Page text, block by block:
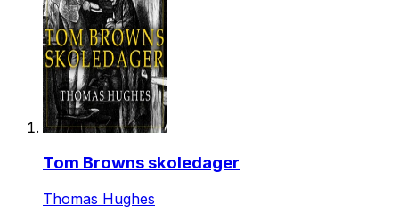
Tom Browns skoledager
Thomas Hughes